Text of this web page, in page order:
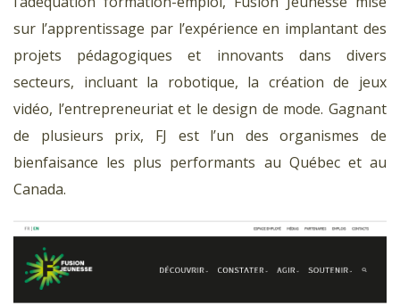
sur l’apprentissage par l’expérience en implantant des
projets pédagogiques et innovants dans divers
secteurs, incluant la robotique, la création de jeux
vidéo, l’entrepreneuriat et le design de mode. Gagnant
de plusieurs prix, FJ est l’un des organismes de
bienfaisance les plus performants au Québec et au
Canada.